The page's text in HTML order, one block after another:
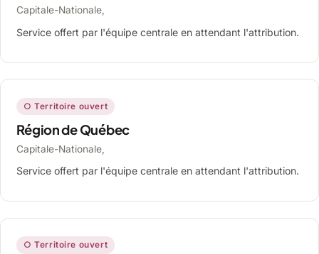
Capitale-Nationale,
Service offert par l'équipe centrale en attendant l'attribution.
○ Territoire ouvert
Région de Québec
Capitale-Nationale,
Service offert par l'équipe centrale en attendant l'attribution.
○ Territoire ouvert